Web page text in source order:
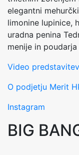
elegantni
limonine lupinice,
uradna penina
menije in
Video predstavitev
O podjetju Merit
Instagram
BIG